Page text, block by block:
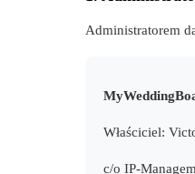
Administratorem
Właściciel:
c/o IP-